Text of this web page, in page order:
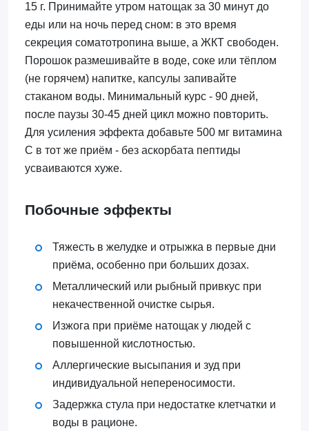
15 г. Принимайте утром натощак за 30 минут до
еды или на ночь перед сном: в это время
секреция соматотропина выше, а ЖКТ свободен.
Порошок размешивайте в воде, соке или тёплом
(не горячем) напитке, капсулы запивайте
стаканом воды. Минимальный курс - 90 дней,
после паузы 30-45 дней цикл можно повторить.
Для усиления эффекта добавьте 500 мг витамина
C в тот же приём - без аскорбата пептиды
усваиваются хуже.
Побочные эффекты
Тяжесть в желудке и отрыжка в первые дни
приёма, особенно при больших дозах.
Металлический или рыбный привкус при
некачественной очистке сырья.
Изжога при приёме натощак у людей с
повышенной кислотностью.
Аллергические высыпания и зуд при
индивидуальной непереносимости.
Задержка стула при недостатке клетчатки и
воды в рационе.